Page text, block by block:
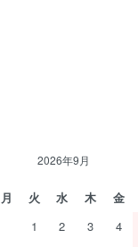
2026年9月
月 火 水 木 金
1
2 3 4